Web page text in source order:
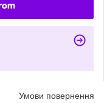
Умови повернення